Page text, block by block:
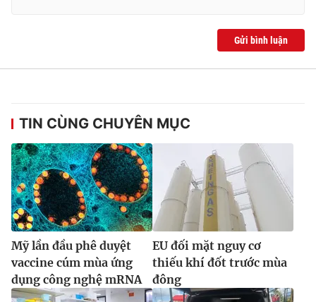
® Cấm sao chép dưới mọi hình thức nếu không có sự chấp
thuận bằng văn bản. Ghi rõ nguồn VTV.vn khi phát hành lại
thông tin từ website này.
Gửi bình luận
TIN CÙNG CHUYÊN MỤC
Mỹ lần đầu phê duyệt
vaccine cúm mùa ứng
dụng công nghệ mRNA
EU đối mặt nguy cơ
thiếu khí đốt trước mùa
đông